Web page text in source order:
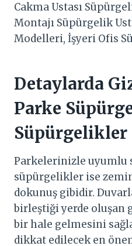
Cakma Ustası
Montajı Süpürgelik
Modelleri, İşyeri Ofis
Detaylarda
Parke
Süpürgelikler
Parkelerinizle uyumlu
süpürgelikler ise
dokunuş gibidir.
birleştiği yerde oluşan
bir hale gelmesini
dikkat edilecek en